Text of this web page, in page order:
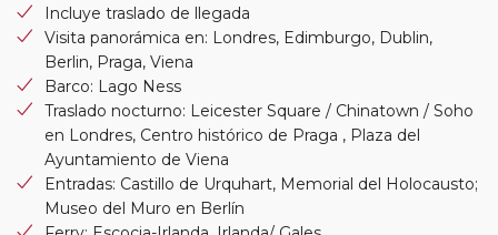
Incluye traslado de llegada
Visita panorámica en: Londres, Edimburgo, Dublin,
Berlin, Praga, Viena
Barco: Lago Ness
Traslado nocturno: Leicester Square / Chinatown / Soho
en Londres, Centro histórico de Praga , Plaza del
Ayuntamiento de Viena
Entradas: Castillo de Urquhart, Memorial del Holocausto;
Museo del Muro en Berlín